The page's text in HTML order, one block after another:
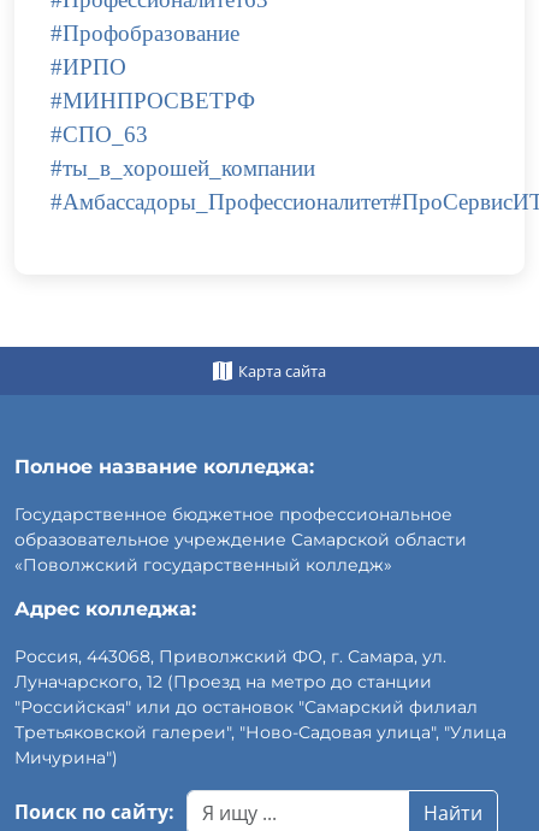
#Профобразование
#ИРПО
#МИНПРОСВЕТРФ
#СПО_63
#ты_в_хорошей_компании
#Амбассадоры_Профессионалитет
Карта сайта
Полное название колледжа:
Государственное бюджетное профессиональное
образовательное учреждение Самарской области
«Поволжский государственный колледж»
Адрес колледжа:
Россия, 443068, Приволжский ФО, г. Самара, ул.
Луначарского, 12 (Проезд на метро до станции
"Российская" или до остановок "Самарский филиал
Третьяковской галереи", "Ново-Садовая улица", "Улица
Мичурина")
Поиск по сайту: Найти